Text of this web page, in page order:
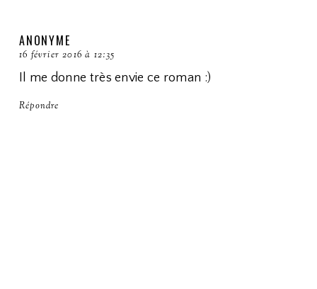
ANONYME
16 février 2016 à 12:35
Il me donne très envie ce roman :)
Répondre